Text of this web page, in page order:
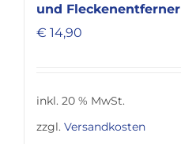
und Fleckenentferner
€ 14,90
inkl. 20 % MwSt.
zzgl. Versandkosten